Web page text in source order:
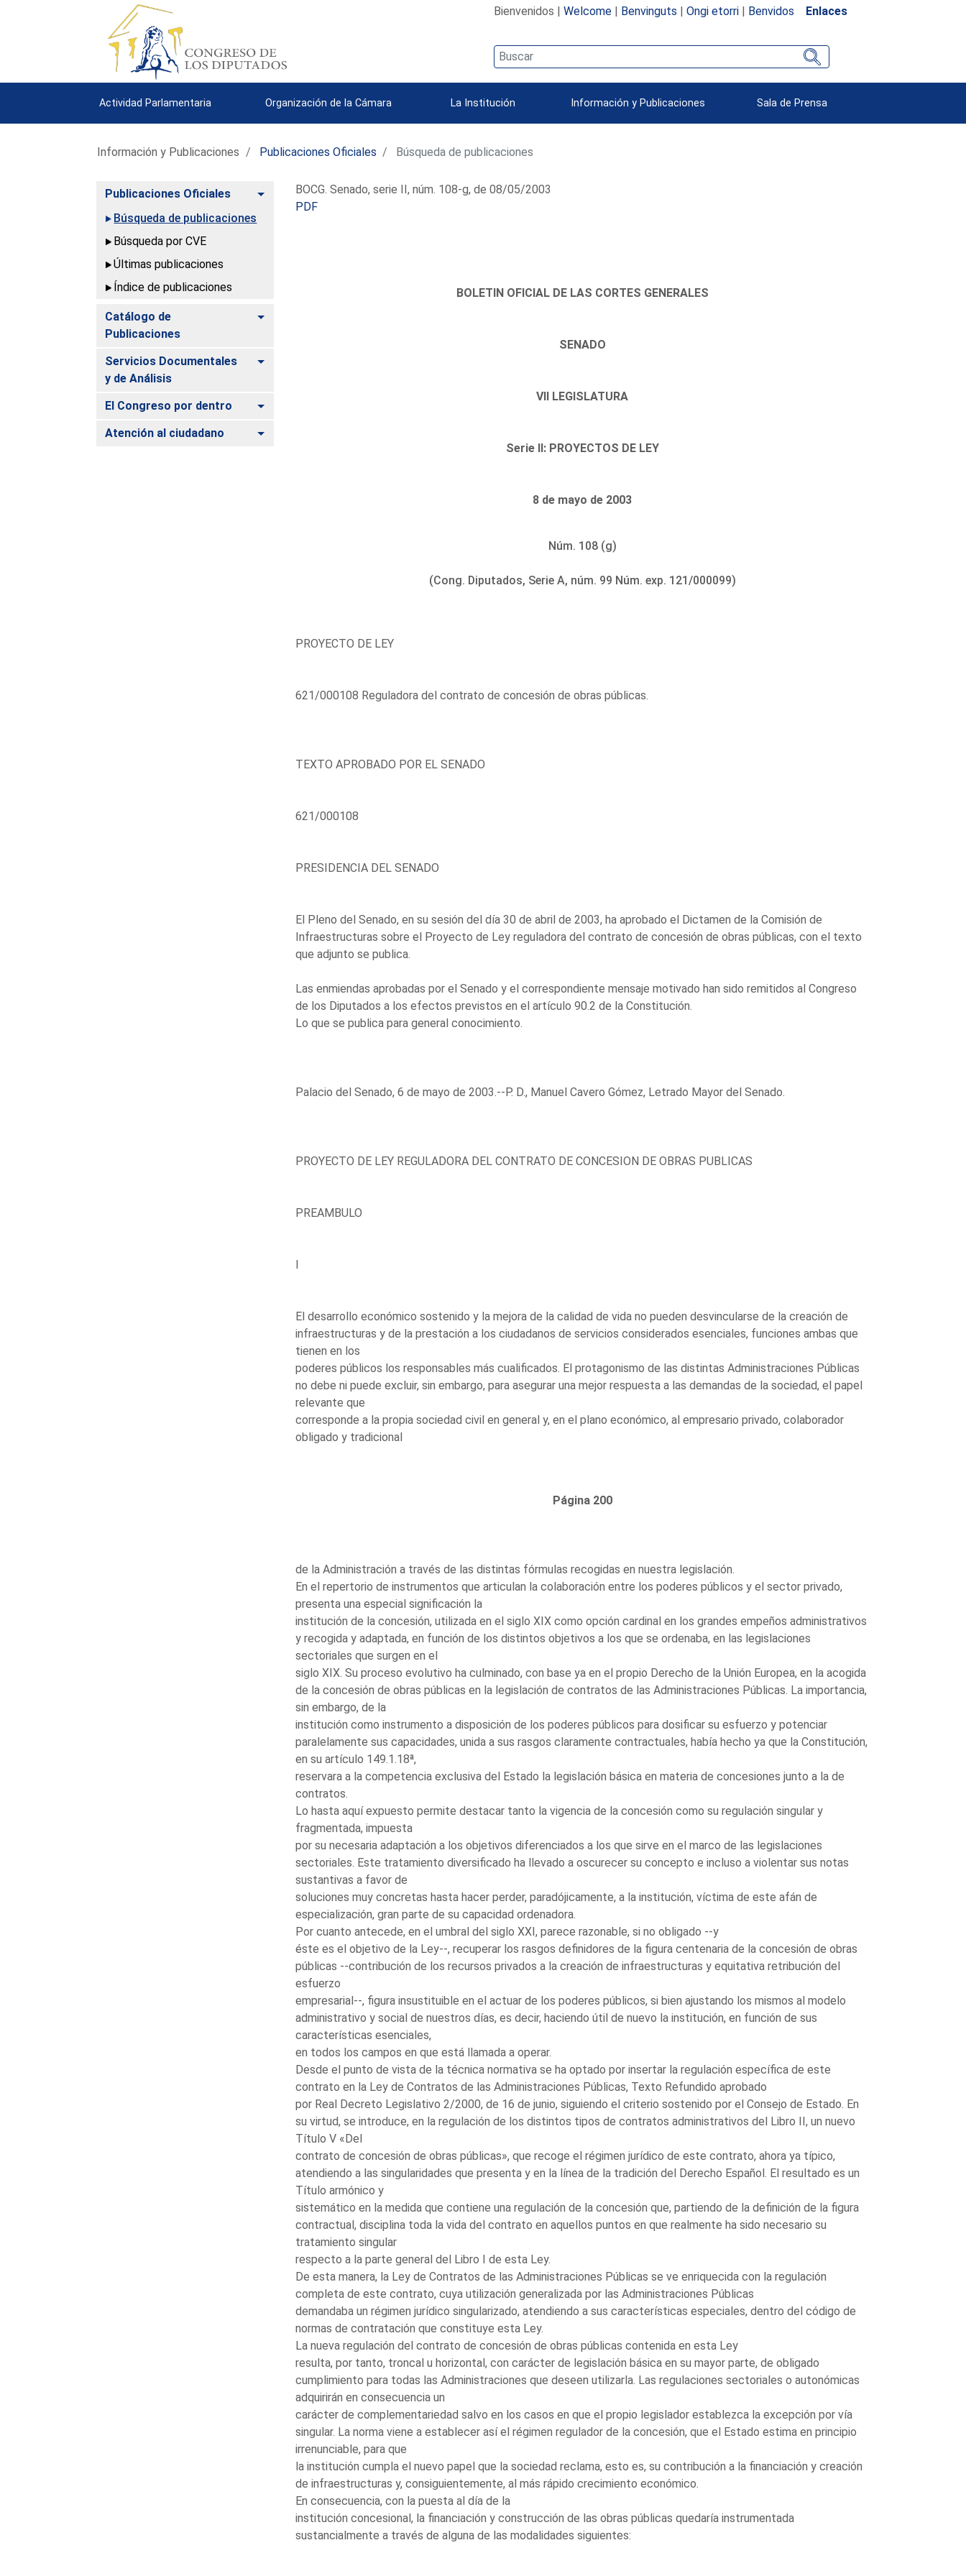
Bienvenidos | Welcome| Benvinguts | Ongi etorri| Benvidos Enlaces
Actividad Parlamentaria Organización de la Cámara La Institución Información y Publicaciones Sala de Prensa
Información y Publicaciones Publicaciones Oficiales Búsqueda de publicaciones
Publicaciones Oficiales
Alternar
Búsqueda de publicaciones
Búsqueda por CVE
Últimas publicaciones
Índice de publicaciones
Catálogo de
Publicaciones
Alternar
Servicios Documentales
y de Análisis
Alternar
El Congreso por dentro Alternar
Atención al ciudadano Alternar
BOCG. Senado, serie II, núm. 108-g, de 08/05/2003
PDF
BOLETIN OFICIAL DE LAS CORTES GENERALES
SENADO
VII LEGISLATURA
Serie II: PROYECTOS DE LEY
8 de mayo de 2003
Núm. 108 (g)
(Cong. Diputados, Serie A, núm. 99 Núm. exp. 121/000099)
PROYECTO DE LEY
621/000108 Reguladora del contrato de concesión de obras públicas.
TEXTO APROBADO POR EL SENADO
621/000108
PRESIDENCIA DEL SENADO
El Pleno del Senado, en su sesión del día 30 de abril de 2003, ha aprobado el Dictamen de la Comisión de
Infraestructuras sobre el Proyecto de Ley reguladora del contrato de concesión de obras públicas, con el texto
que adjunto se publica.
Las enmiendas aprobadas por el Senado y el correspondiente mensaje motivado han sido remitidos al Congreso
de los Diputados a los efectos previstos en el artículo 90.2 de la Constitución.
Lo que se publica para general conocimiento.
Palacio del Senado, 6 de mayo de 2003.--P. D., Manuel Cavero Gómez, Letrado Mayor del Senado.
PROYECTO DE LEY REGULADORA DEL CONTRATO DE CONCESION DE OBRAS PUBLICAS
PREAMBULO
I
El desarrollo económico sostenido y la mejora de la calidad de vida no pueden desvincularse de la creación de
infraestructuras y de la prestación a los ciudadanos de servicios considerados esenciales, funciones ambas que
tienen en los
poderes públicos los responsables más cualificados. El protagonismo de las distintas Administraciones Públicas
no debe ni puede excluir, sin embargo, para asegurar una mejor respuesta a las demandas de la sociedad, el papel
relevante que
corresponde a la propia sociedad civil en general y, en el plano económico, al empresario privado, colaborador
obligado y tradicional
Página 200
de la Administración a través de las distintas fórmulas recogidas en nuestra legislación.
En el repertorio de instrumentos que articulan la colaboración entre los poderes públicos y el sector privado,
presenta una especial significación la
institución de la concesión, utilizada en el siglo XIX como opción cardinal en los grandes empeños administrativos
y recogida y adaptada, en función de los distintos objetivos a los que se ordenaba, en las legislaciones
sectoriales que surgen en el
siglo XIX. Su proceso evolutivo ha culminado, con base ya en el propio Derecho de la Unión Europea, en la acogida
de la concesión de obras públicas en la legislación de contratos de las Administraciones Públicas. La importancia,
sin embargo, de la
institución como instrumento a disposición de los poderes públicos para dosificar su esfuerzo y potenciar
paralelamente sus capacidades, unida a sus rasgos claramente contractuales, había hecho ya que la Constitución,
en su artículo 149.1.18ª,
reservara a la competencia exclusiva del Estado la legislación básica en materia de concesiones junto a la de
contratos.
Lo hasta aquí expuesto permite destacar tanto la vigencia de la concesión como su regulación singular y
fragmentada, impuesta
por su necesaria adaptación a los objetivos diferenciados a los que sirve en el marco de las legislaciones
sectoriales. Este tratamiento diversificado ha llevado a oscurecer su concepto e incluso a violentar sus notas
sustantivas a favor de
soluciones muy concretas hasta hacer perder, paradójicamente, a la institución, víctima de este afán de
especialización, gran parte de su capacidad ordenadora.
Por cuanto antecede, en el umbral del siglo XXI, parece razonable, si no obligado --y
éste es el objetivo de la Ley--, recuperar los rasgos definidores de la figura centenaria de la concesión de obras
públicas --contribución de los recursos privados a la creación de infraestructuras y equitativa retribución del
esfuerzo
empresarial--, figura insustituible en el actuar de los poderes públicos, si bien ajustando los mismos al modelo
administrativo y social de nuestros días, es decir, haciendo útil de nuevo la institución, en función de sus
características esenciales,
en todos los campos en que está llamada a operar.
Desde el punto de vista de la técnica normativa se ha optado por insertar la regulación específica de este
contrato en la Ley de Contratos de las Administraciones Públicas, Texto Refundido aprobado
por Real Decreto Legislativo 2/2000, de 16 de junio, siguiendo el criterio sostenido por el Consejo de Estado. En
su virtud, se introduce, en la regulación de los distintos tipos de contratos administrativos del Libro II, un nuevo
Título V «Del
contrato de concesión de obras públicas», que recoge el régimen jurídico de este contrato, ahora ya típico,
atendiendo a las singularidades que presenta y en la línea de la tradición del Derecho Español. El resultado es un
Título armónico y
sistemático en la medida que contiene una regulación de la concesión que, partiendo de la definición de la figura
contractual, disciplina toda la vida del contrato en aquellos puntos en que realmente ha sido necesario su
tratamiento singular
respecto a la parte general del Libro I de esta Ley.
De esta manera, la Ley de Contratos de las Administraciones Públicas se ve enriquecida con la regulación
completa de este contrato, cuya utilización generalizada por las Administraciones Públicas
demandaba un régimen jurídico singularizado, atendiendo a sus características especiales, dentro del código de
normas de contratación que constituye esta Ley.
La nueva regulación del contrato de concesión de obras públicas contenida en esta Ley
resulta, por tanto, troncal u horizontal, con carácter de legislación básica en su mayor parte, de obligado
cumplimiento para todas las Administraciones que deseen utilizarla. Las regulaciones sectoriales o autonómicas
adquirirán en consecuencia un
carácter de complementariedad salvo en los casos en que el propio legislador establezca la excepción por vía
singular. La norma viene a establecer así el régimen regulador de la concesión, que el Estado estima en principio
irrenunciable, para que
la institución cumpla el nuevo papel que la sociedad reclama, esto es, su contribución a la financiación y creación
de infraestructuras y, consiguientemente, al más rápido crecimiento económico.
En consecuencia, con la puesta al día de la
institución concesional, la financiación y construcción de las obras públicas quedaría instrumentada
sustancialmente a través de alguna de las modalidades siguientes: